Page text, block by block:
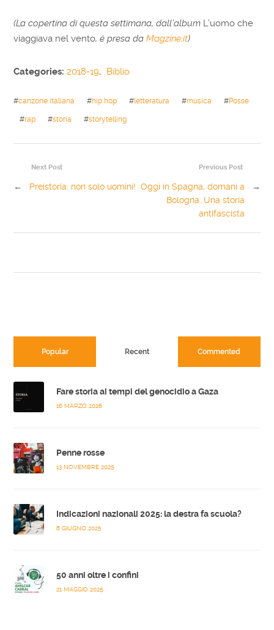
(La copertina di questa settimana, dall’album L’uomo che
viaggiava nel vento, è presa daMagzine.it)
Categories:2018-19, Biblio
#canzone italiana #hip hop #letteratura #musica #Posse
#rap #storia #storytelling
Previous Post
Oggi in Spagna, domani a
Bologna. Una storia
antifascista
→
Next Post
← Preistoria: non solo uomini!
Popular Recent Commented
Fare storia ai tempi del genocidio a Gaza
16 MARZO 2026
Penne rosse
13 NOVEMBRE 2025
Indicazioni nazionali 2025: la destra fa scuola?
8 GIUGNO 2025
50 anni oltre i confini
21 MAGGIO 2025